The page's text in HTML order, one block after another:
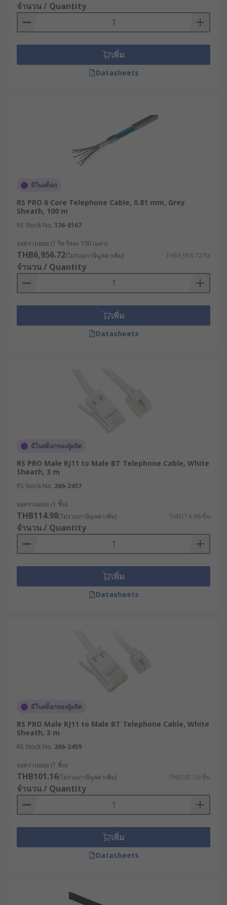
จำนวน / Quantity
เพิ่ม
Datasheets
มีในสต็อก
RS PRO 6 Core Telephone Cable, 0.81 mm, Grey
Sheath, 100 m
RS Stock No. 136-8167
ยอดรวมย่อย (1 รีล รีลละ 100 เมตร)
THB6,956.72(ไม่รวมภาษีมูลค่าเพิ่ม) THB6,956.72/รีล
จำนวน / Quantity
เพิ่ม
Datasheets
มีในสต็อกของผู้ผลิต
RS PRO Male RJ11 to Male BT Telephone Cable, White
Sheath, 3 m
RS Stock No. 266-2457
ยอดรวมย่อย (1 ชิ้น)
THB114.98(ไม่รวมภาษีมูลค่าเพิ่ม) THB114.98/ชิ้น
จำนวน / Quantity
เพิ่ม
Datasheets
มีในสต็อกของผู้ผลิต
RS PRO Male RJ11 to Male BT Telephone Cable, White
Sheath, 3 m
RS Stock No. 266-2459
ยอดรวมย่อย (1 ชิ้น)
THB101.16(ไม่รวมภาษีมูลค่าเพิ่ม) THB101.16/ชิ้น
จำนวน / Quantity
เพิ่ม
Datasheets